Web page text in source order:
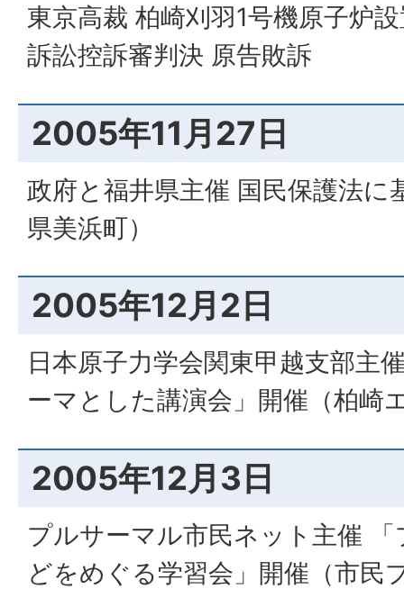
東京高裁 柏崎刈羽1号機原子炉
訴訟控訴審判決 原告敗訴
2005年11月27日
政府と福井県主催 国民保護法に
県美浜町）
2005年12月2日
日本原子力学会関東甲越支部主
ーマとした講演会」開催（柏崎
2005年12月3日
プルサーマル市民ネット主催
どをめぐる学習会」開催（市民